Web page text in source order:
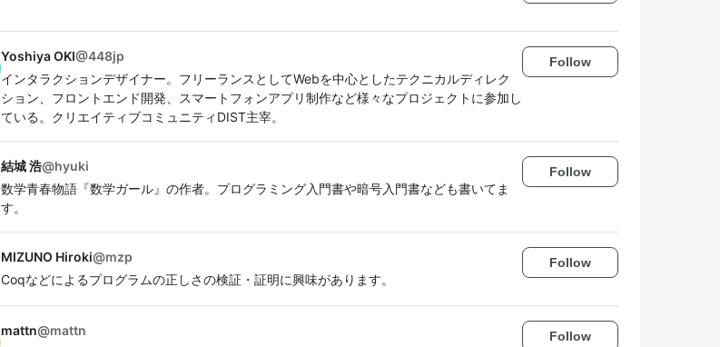
Yoshiya OKI@448jp
インタラクションデザイナー。フリーランスとしてWebを中心としたテクニカルディレク
ション、フロントエンド開発、スマートフォンアプリ制作など様々なプロジェクトに参加し
ている。クリエイティブコミュニティDIST主宰。
Follow
結城 浩@hyuki
数学青春物語『数学ガール』の作者。プログラミング入門書や暗号入門書なども書いてま
す。
Follow
MIZUNO Hiroki@mzp
Coqなどによるプログラムの正しさの検証・証明に興味があります。
Follow
mattn@mattn Follow